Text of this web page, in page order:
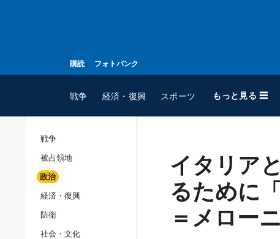
購読 フォトバンク
戦争 経済・復興 スポーツ もっと見る ☰
ウ
ウ
て
コ
戦争
被占領地
政治
経済・復興
防衛
社会・文化
イタリア
るために
＝メロー